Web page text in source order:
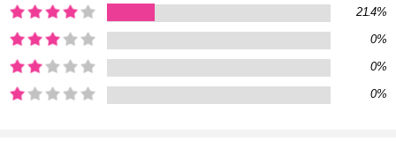
빛’으로 미를 공식화한 플로티노스의 개념에 그리스도적 요소를 추가
하였으며, 르네상스 시대에는 이전의 미 개념에, 예술과 예술가가 처
음 미 담론의 중심에 서게 된다. 18세기가 되면서 거대이론은 유효성
을 상실하였다. 그 결과는 미의 감각화, 심리화, 주관화라고 부를 수
21.4%
0%
0%
0%